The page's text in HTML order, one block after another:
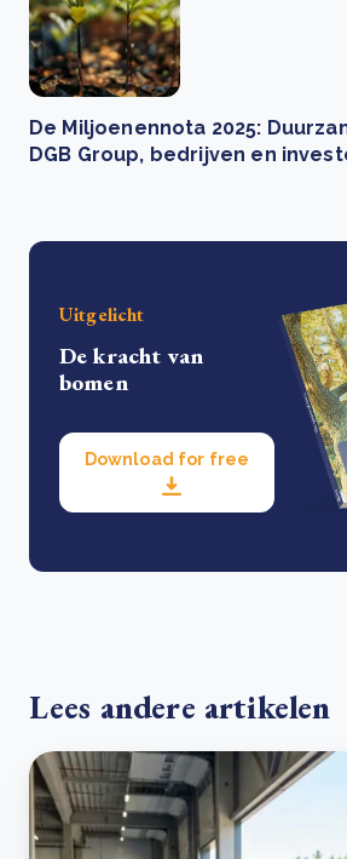
De Miljoenennota 2025:
DGB Group, bedrijven en
Uitgelicht
De kracht van
bomen
Download for free
Lees andere artikelen